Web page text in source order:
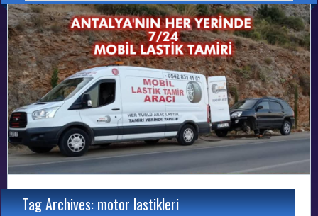
Tag Archives: motor lastikleri